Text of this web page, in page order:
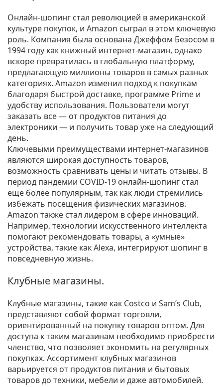
Онлайн-шопинг стал революцией в американской
культуре покупок, и Amazon сыграл в этом ключевую
роль. Компания была основана Джеффом Безосом в
1994 году как книжный интернет-магазин, однако
вскоре превратилась в глобальную платформу,
предлагающую миллионы товаров в самых разных
категориях. Amazon изменил подход к покупкам
благодаря быстрой доставке, программе Prime и
удобству использования. Пользователи могут
заказать все — от продуктов питания до
электроники — и получить товар уже на следующий
день.
Ключевыми преимуществами интернет-магазинов
являются широкая доступность товаров,
возможность сравнивать цены и читать отзывы. В
период пандемии COVID-19 онлайн-шопинг стал
еще более популярным, так как люди стремились
избежать посещения физических магазинов.
Amazon также стал лидером в сфере инноваций.
Например, технологии искусственного интеллекта
помогают рекомендовать товары, а «умные»
устройства, такие как Alexa, интегрируют шопинг в
повседневную жизнь.
Клубные магазины.
Клубные магазины, такие как Costco и Sam’s Club,
представляют собой формат торговли,
ориентированный на покупку товаров оптом. Для
доступа к таким магазинам необходимо приобрести
членство, что позволяет экономить на регулярных
покупках. Ассортимент клубных магазинов
варьируется от продуктов питания и бытовых
товаров до техники, мебели и даже автомобилей.